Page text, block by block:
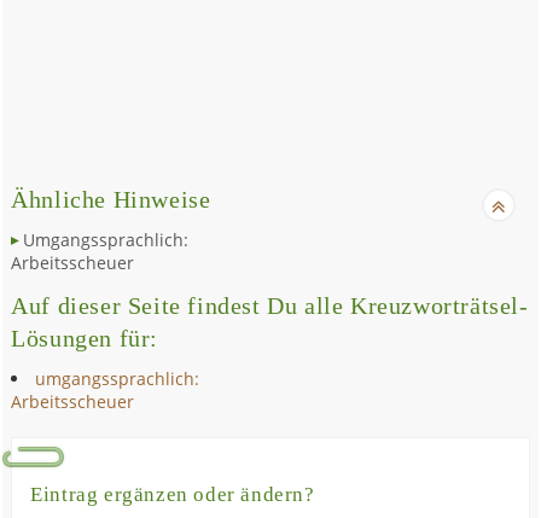
Ähnliche Hinweise
Umgangssprachlich:
Arbeitsscheuer
Auf dieser Seite findest Du alle Kreuzworträtsel-
Lösungen für:
umgangssprachlich:
Arbeitsscheuer
Eintrag ergänzen oder ändern?